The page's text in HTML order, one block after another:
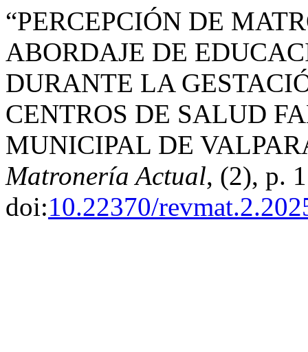
“PERCEPCIÓN DE
ABORDAJE DE
DURANTE LA
CENTROS DE SALUD
MUNICIPAL DE
Matronería Actual, (2), p.
doi:10.22370/